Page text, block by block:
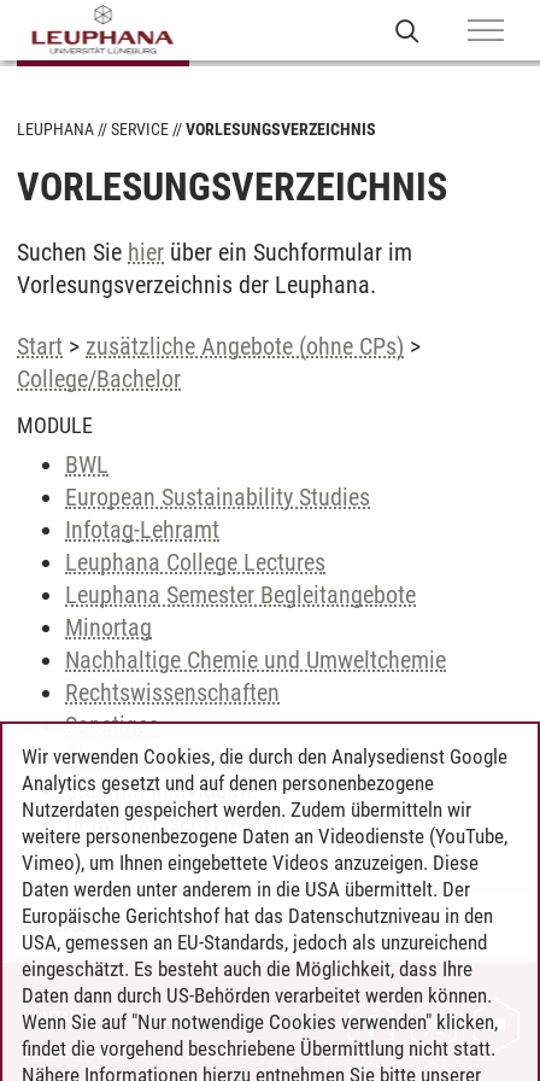
LEUPHANA SERVICE VORLESUNGSVERZEICHNIS
VORLESUNGSVERZEICHNIS
Suchen Sie hier über ein Suchformular im
Vorlesungsverzeichnis der Leuphana.
Start > zusätzliche Angebote (ohne CPs) >
College/Bachelor
MODULE
BWL
European Sustainability Studies
Infotag-Lehramt
Leuphana College Lectures
Leuphana Semester Begleitangebote
Minortag
Nachhaltige Chemie und Umweltchemie
Rechtswissenschaften
Sonstiges
Studienverlaufsbetreuung
Studium Individuale
Umweltwissenschaften
Timo Leder/30.06.2024
KONTAKT
LEUPHANA ALS ARBEITGEBER
Wir verwenden Cookies, die durch den Analysedienst Google
Analytics gesetzt und auf denen personenbezogene
Nutzerdaten gespeichert werden. Zudem übermitteln wir
weitere personenbezogene Daten an Videodienste (YouTube,
Vimeo), um Ihnen eingebettete Videos anzuzeigen. Diese
Daten werden unter anderem in die USA übermittelt. Der
Europäische Gerichtshof hat das Datenschutzniveau in den
USA, gemessen an EU-Standards, jedoch als unzureichend
eingeschätzt. Es besteht auch die Möglichkeit, dass Ihre
Daten dann durch US-Behörden verarbeitet werden können.
Wenn Sie auf "Nur notwendige Cookies verwenden" klicken,
findet die vorgehend beschriebene Übermittlung nicht statt.
Nähere Informationen hierzu entnehmen Sie bitte unserer